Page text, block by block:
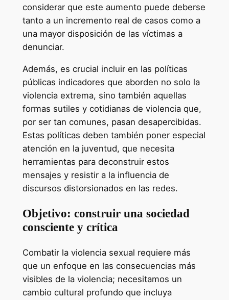
considerar que este aumento puede deberse
tanto a un incremento real de casos como a
una mayor disposición de las víctimas a
denunciar.
Además, es crucial incluir en las políticas
públicas indicadores que aborden no solo la
violencia extrema, sino también aquellas
formas sutiles y cotidianas de violencia que,
por ser tan comunes, pasan desapercibidas.
Estas políticas deben también poner especial
atención en la juventud, que necesita
herramientas para deconstruir estos
mensajes y resistir a la influencia de
discursos distorsionados en las redes.
Objetivo: construir una sociedad
consciente y crítica
Combatir la violencia sexual requiere más
que un enfoque en las consecuencias más
visibles de la violencia; necesitamos un
cambio cultural profundo que incluya